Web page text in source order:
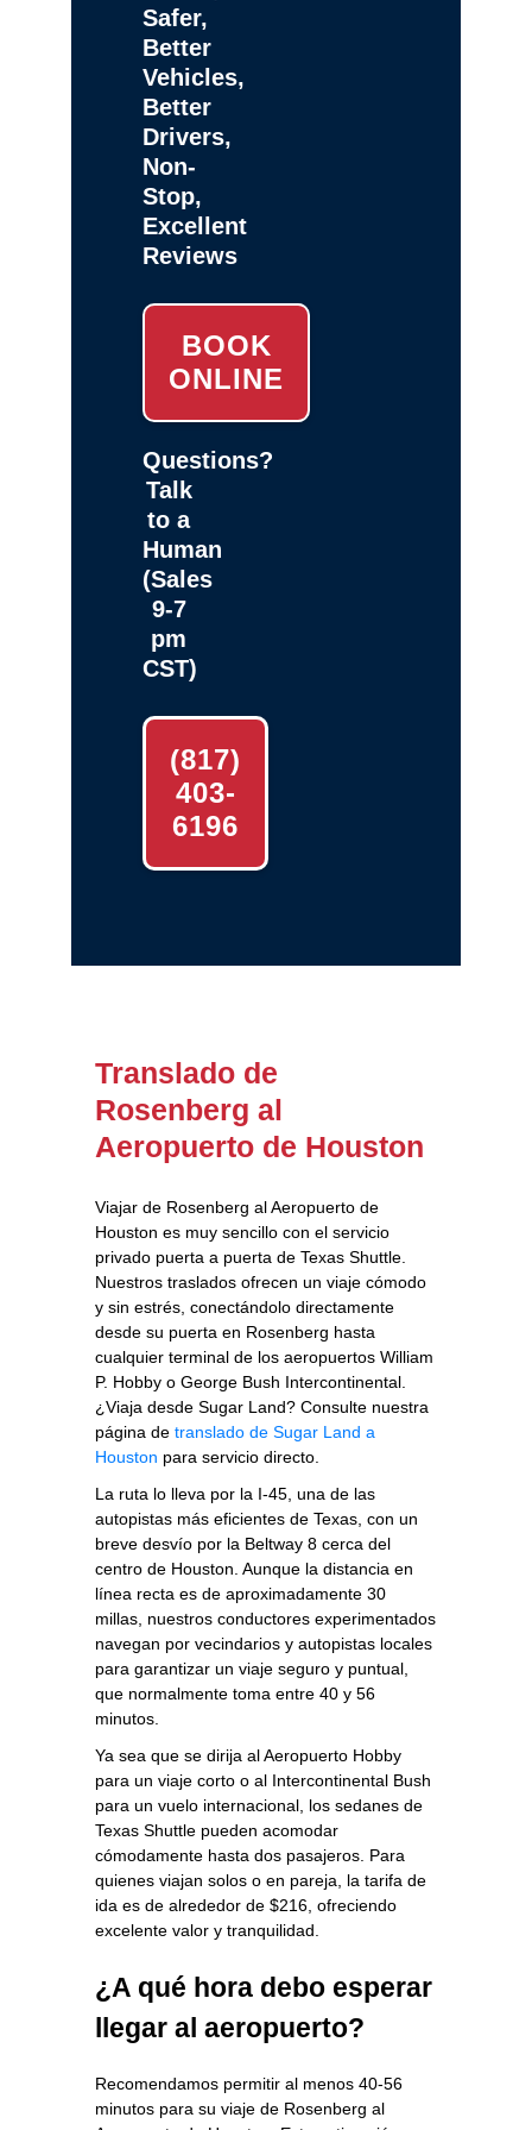
Safer,
Better
Vehicles,
Better
Drivers,
Non-
Stop,
Excellent
Reviews
BOOK
ONLINE
Questions?
Talk
to a
Human
(Sales
9-7
pm
CST)
(817)
403-
6196
Translado de
Rosenberg al
Aeropuerto de Houston
Viajar de Rosenberg al Aeropuerto de
Houston es muy sencillo con el servicio
privado puerta a puerta de Texas Shuttle.
Nuestros traslados ofrecen un viaje cómodo
y sin estrés, conectándolo directamente
desde su puerta en Rosenberg hasta
cualquier terminal de los aeropuertos William
P. Hobby o George Bush Intercontinental.
¿Viaja desde Sugar Land? Consulte nuestra
página de translado de Sugar Land a
Houston para servicio directo.
La ruta lo lleva por la I-45, una de las
autopistas más eficientes de Texas, con un
breve desvío por la Beltway 8 cerca del
centro de Houston. Aunque la distancia en
línea recta es de aproximadamente 30
millas, nuestros conductores experimentados
navegan por vecindarios y autopistas locales
para garantizar un viaje seguro y puntual,
que normalmente toma entre 40 y 56
minutos.
Ya sea que se dirija al Aeropuerto Hobby
para un viaje corto o al Intercontinental Bush
para un vuelo internacional, los sedanes de
Texas Shuttle pueden acomodar
cómodamente hasta dos pasajeros. Para
quienes viajan solos o en pareja, la tarifa de
ida es de alrededor de $216, ofreciendo
excelente valor y tranquilidad.
¿A qué hora debo esperar
llegar al aeropuerto?
Recomendamos permitir al menos 40-56
minutos para su viaje de Rosenberg al